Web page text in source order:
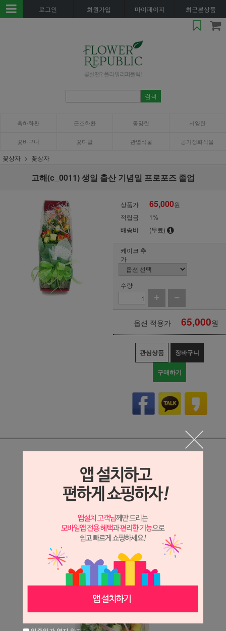
로그인 회원가입 마이페이지 최근본상품
축하화환 근조화환 동양란 서양란
꽃바구니 꽃다발 관엽식물 공기정화식물
꽃상자 꽃상자
고해(c_0011) 생일 출산 기념일 프로포즈 졸업
상품가 65,000원
적립금
1%
배송비
(무료)
케이크 추
가
수량
옵션 적용가 65,000원
관심상품 장바구니
구매하기
상세정보 새창 열기
상세 정보를 확대해 보실 수 있습니다.
※ 필독해주세요 ※
장미는 시세 변동에 따라 가격이 달라질 수 있으니
문의 후 주문 바랍니다.